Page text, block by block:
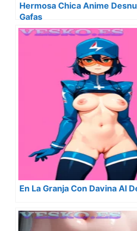
Hermosa Chica Anime
Gafas
En La Granja Con Davina Al